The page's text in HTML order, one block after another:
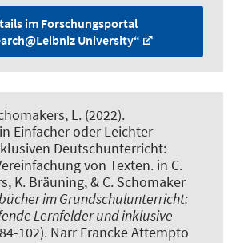
im Forschungsportal
University“
L. (2022).
Einfacher oder Leichter
Deutschunterricht:
von Texten. in C.
K. Bräuning, & C. Schomaker
im Grundschulunterricht:
Lernfelder und inklusive
102). Narr Francke Attempto